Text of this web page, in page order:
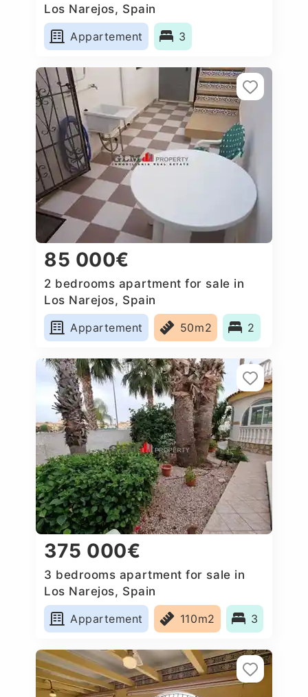
Los Narejos, Spain
Appartement
3
85 000€
2 bedrooms apartment for sale in
Los Narejos, Spain
Appartement
50m2 2
375 000€
3 bedrooms apartment for sale in
Los Narejos, Spain
Appartement
110m2 3